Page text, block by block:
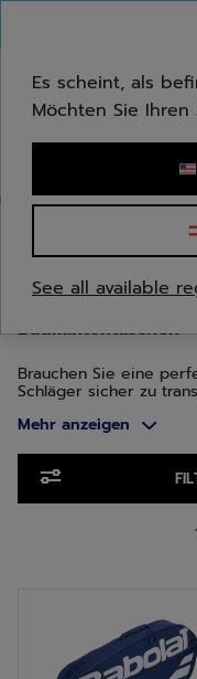
Stichwort oder
Badmintontaschen
Brauchen Sie eine
Schläger sicher zu
richtigen Tasche für
Spielern
Mehr anzeigen
Es scheint, als
Möchten Sie
See all available